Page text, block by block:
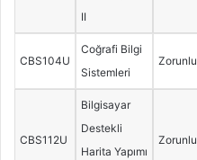
II
CBS104U
Coğrafi Bilgi
Sistemleri
Zorunlu
CBS112U
Bilgisayar
Destekli
Harita Yapımı
Zorunlu